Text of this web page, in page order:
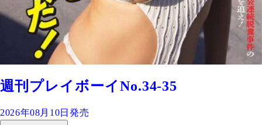
週刊プレイボーイNo.34-35
2026年08月10日発売